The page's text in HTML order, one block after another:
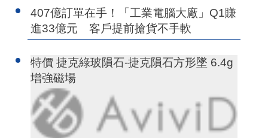
407億訂單在手！「工業電腦大廠」Q1賺
進33億元 客戶提前搶貨不手軟
特價 捷克綠玻隕石-捷克隕石方形墜 6.4g
增強磁場